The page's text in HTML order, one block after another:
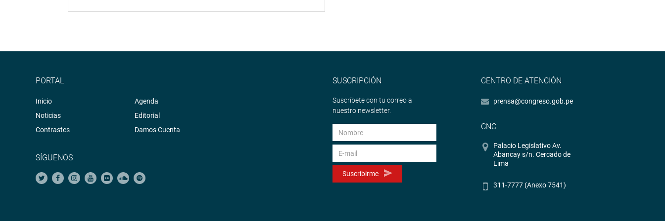
PORTAL
Inicio
Noticias
Contrastes
Agenda
Editorial
Damos Cuenta
SÍGUENOS
SUSCRIPCIÓN
Suscríbete con tu correo a
nuestro newsletter.
Suscribirme
CENTRO DE ATENCIÓN
prensa@congreso.gob.pe
CNC
Palacio Legislativo Av.
Abancay s/n. Cercado de
Lima
311-7777 (Anexo 7541)